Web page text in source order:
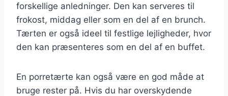
forskellige anledninger. Den kan serveres til
frokost, middag eller som en del af en brunch.
Tærten er også ideel til festlige lejligheder, hvor
den kan præsenteres som en del af en buffet.
En porretærte kan også være en god måde at
bruge rester på. Hvis du har overskydende